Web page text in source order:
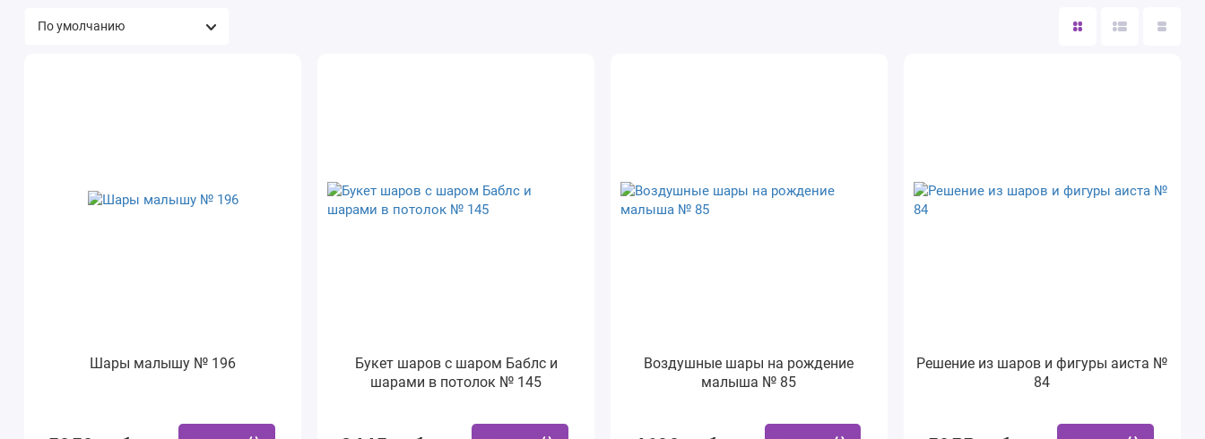
Шары малышу № 196
Букет шаров с шаром Баблс и
шарами в потолок № 145
Воздушные шары на рождение
малыша № 85
Решение из шаров и фигуры аиста №
84